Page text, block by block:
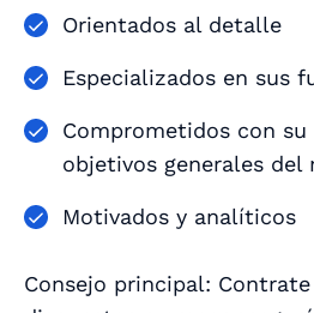
Orientados al detalle
Especializados en sus
Comprometidos con
objetivos generales del
Motivados y analíticos
Consejo principal: